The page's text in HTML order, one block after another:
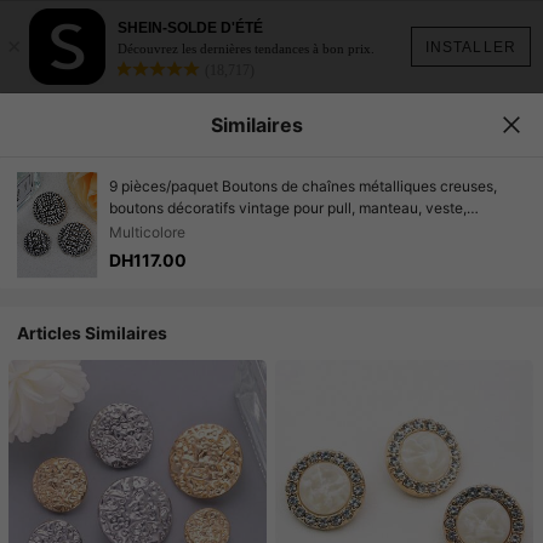
INSTALLER
SHEIN-SOLDE D'ÉTÉ
Découvrez les dernières tendances à bon prix.
Similaires
9 pièces/paquet Boutons de chaînes métalliques creuses,
boutons décoratifs vintage pour pull, manteau, veste,
costume, couture DIY, vêtements, sacs et accessoires de
chaussures, taille 18 mm/23 mm
Multicolore
DH117.00
Articles Similaires